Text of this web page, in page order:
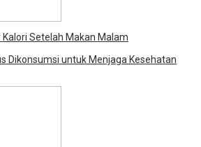
Setelah Makan Malam
Dikonsumsi untuk Menjaga Kesehatan